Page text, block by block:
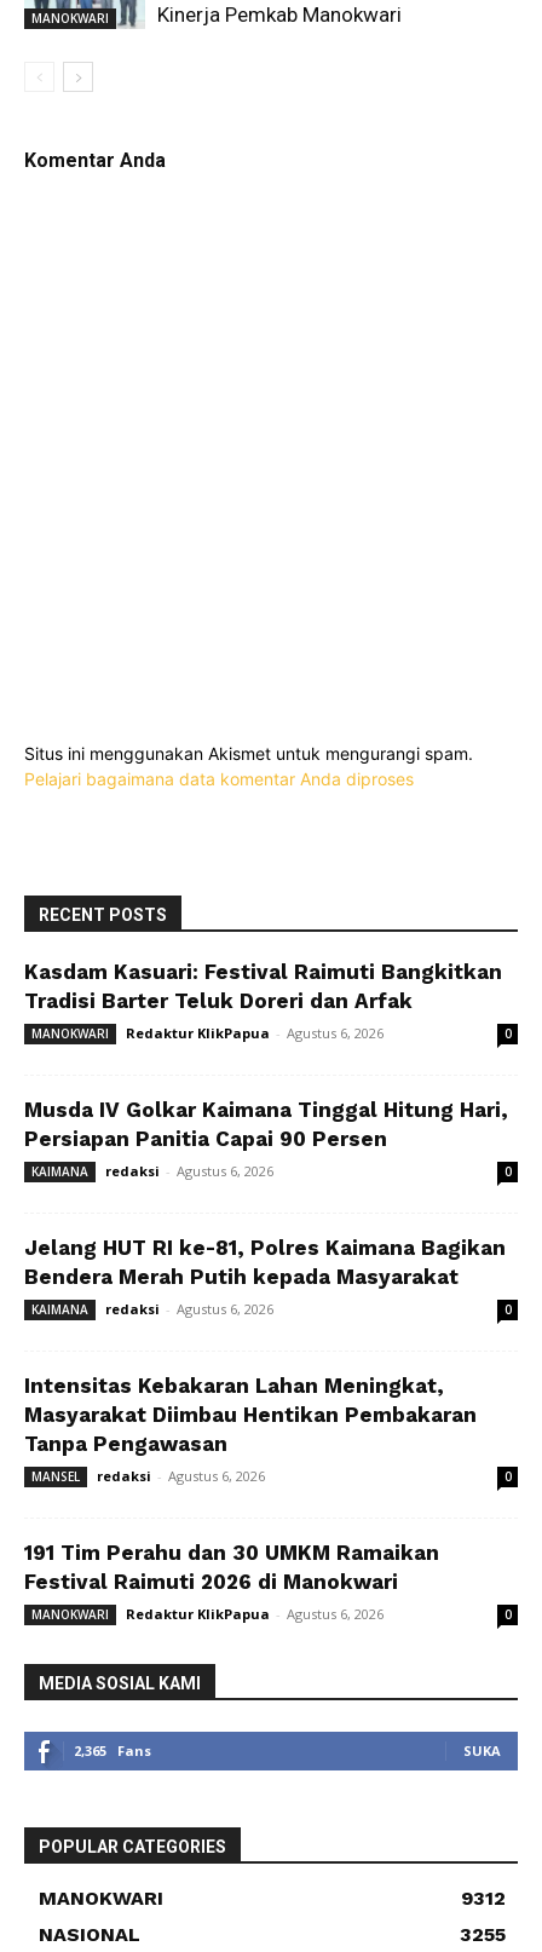
MANOKWARI Kinerja Pemkab Manokwari
Komentar Anda
Situs ini menggunakan Akismet untuk mengurangi spam.
Pelajari bagaimana data komentar Anda diproses
RECENT POSTS
Kasdam Kasuari: Festival Raimuti Bangkitkan
Tradisi Barter Teluk Doreri dan Arfak
MANOKWARI Redaktur KlikPapua - Agustus 6, 2026 0
Musda IV Golkar Kaimana Tinggal Hitung Hari,
Persiapan Panitia Capai 90 Persen
KAIMANA redaksi - Agustus 6, 2026 0
Jelang HUT RI ke-81, Polres Kaimana Bagikan
Bendera Merah Putih kepada Masyarakat
KAIMANA redaksi - Agustus 6, 2026 0
Intensitas Kebakaran Lahan Meningkat,
Masyarakat Diimbau Hentikan Pembakaran
Tanpa Pengawasan
MANSEL redaksi - Agustus 6, 2026 0
191 Tim Perahu dan 30 UMKM Ramaikan
Festival Raimuti 2026 di Manokwari
MANOKWARI Redaktur KlikPapua - Agustus 6, 2026 0
MEDIA SOSIAL KAMI
2,365 Fans SUKA
POPULAR CATEGORIES
MANOKWARI
9312
NASIONAL
3255